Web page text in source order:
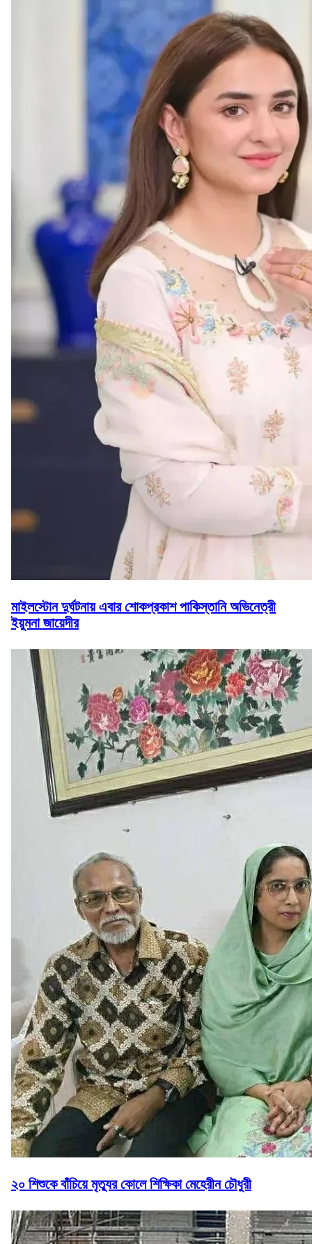
মাইলস্টোন দুর্ঘটনায় এবার শোকপ্রকাশ পাকিস্তানি অভিনেত্রী
ইয়ুমনা জায়েদীর
২০ শিশুকে বাঁচিয়ে মৃত্যুর কোলে শিক্ষিকা মেহেরীন চৌধুরী